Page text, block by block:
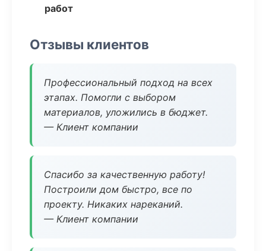
работ
Отзывы клиентов
Профессиональный подход на всех
этапах. Помогли с выбором
материалов, уложились в бюджет.
— Клиент компании
Спасибо за качественную работу!
Построили дом быстро, все по
проекту. Никаких нареканий.
— Клиент компании